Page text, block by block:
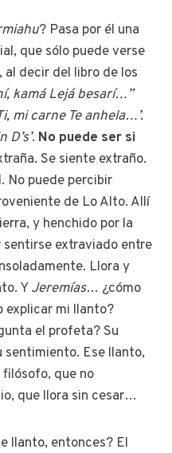
? Pasa por él una
que sólo puede verse
decir del libro de los
kamá Lejá besarí…”
mi carne Te anhela…’.
D’s’. No puede ser si
Se siente extraño.
No puede percibir
de Lo Alto. Allí
y henchido por la
sentirse extraviado entre
Llora y
YJeremías… ¿cómo
explicar mi llanto?
el profeta? Su
Ese llanto,
que no
que llora sin cesar…
llanto, entonces? El